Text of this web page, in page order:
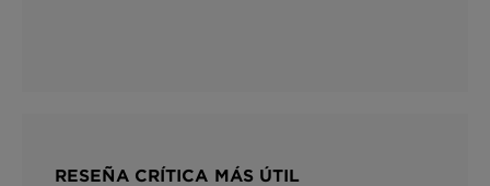
RESEÑA CRÍTICA MÁS ÚTIL